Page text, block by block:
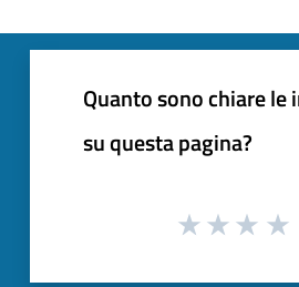
Quanto sono chiare
su questa pagina?